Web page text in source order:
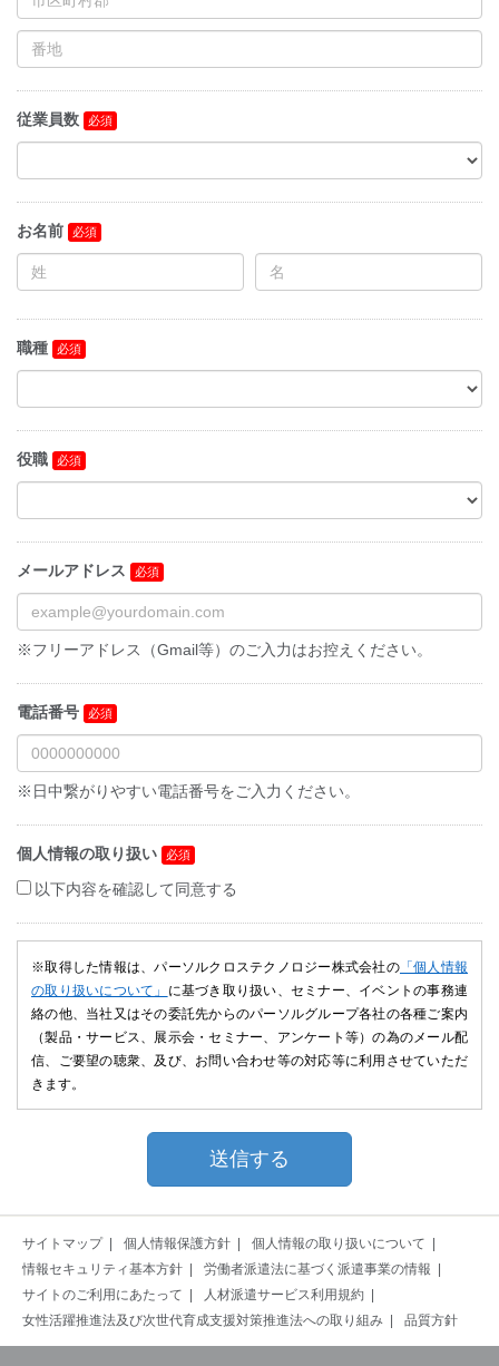
従業員数
お名前
職種
役職
メールアドレス
※フリーアドレス（Gmail等）のご入力はお控えください。
電話番号
※日中繋がりやすい電話番号をご入力ください。
個人情報の取り扱い
以下内容を確認して同意する
※取得した情報は、パーソルクロステクノロジー株式会社の「個人情報
の取り扱いについて」
に基づき取り扱い、セミナー、イベントの事務連
絡の他、当社又はその委託先からのパーソルグループ各社の各種ご案内
（製品・サービス、展示会・セミナー、アンケート等）の為のメール配
信、ご要望の聴衆、及び、お問い合わせ等の対応等に利用させていただ
きます。
サイトマップ 個人情報保護方針
個人情報の取り扱いについて
情報セキュリティ基本方針
労働者派遣法に基づく派遣事業の情報
サイトのご利用にあたって
人材派遣サービス利用規約
女性活躍推進法及び次世代育成支援対策推進法への取り組み
品質方針